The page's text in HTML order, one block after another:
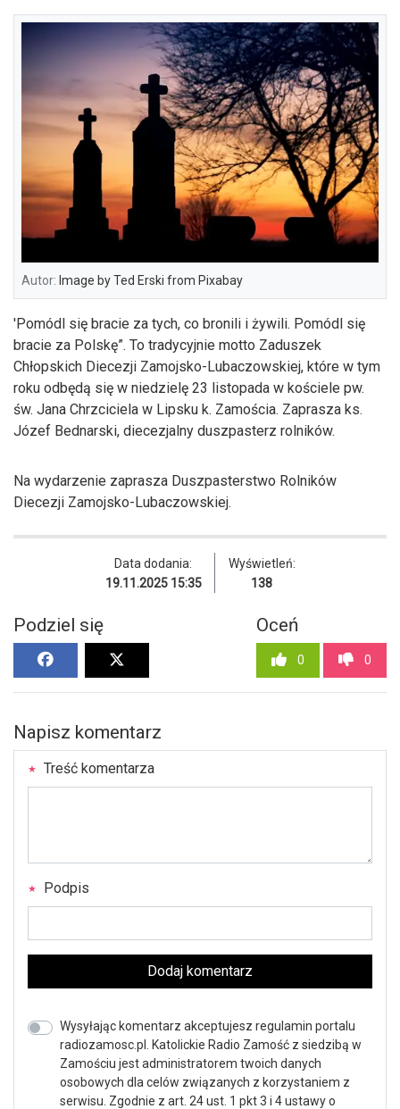
Autor: Image by Ted Erski from Pixabay
'Pomódl się bracie za tych, co bronili i żywili. Pomódl się
bracie za Polskę”. To tradycyjnie motto Zaduszek
Chłopskich Diecezji Zamojsko-Lubaczowskiej, które w tym
roku odbędą się w niedzielę 23 listopada w kościele pw.
św. Jana Chrzciciela w Lipsku k. Zamościa. Zaprasza ks.
Józef Bednarski, diecezjalny duszpasterz rolników.
Na wydarzenie zaprasza Duszpasterstwo Rolników
Diecezji Zamojsko-Lubaczowskiej.
Data dodania:
19.11.2025 15:35
Wyświetleń:
138
Podziel się Oceń
0 0
Napisz komentarz
Treść komentarza
Podpis
Dodaj komentarz
Wysyłając komentarz akceptujesz regulamin portalu
radiozamosc.pl. Katolickie Radio Zamość z siedzibą w
Zamościu jest administratorem twoich danych
osobowych dla celów związanych z korzystaniem z
serwisu. Zgodnie z art. 24 ust. 1 pkt 3 i 4 ustawy o